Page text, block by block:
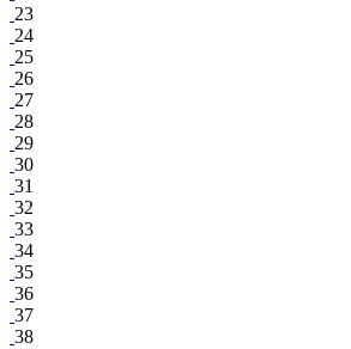
23
24
25
26
27
28
29
30
31
32
33
34
35
36
37
38